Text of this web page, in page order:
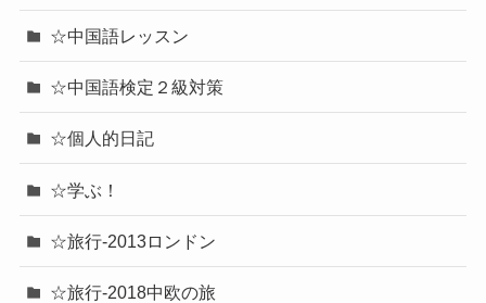
☆中国語レッスン
☆中国語検定２級対策
☆個人的日記
☆学ぶ！
☆旅行-2013ロンドン
☆旅行-2018中欧の旅